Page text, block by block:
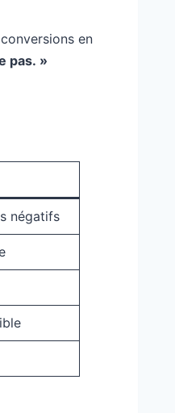
en
pas. »
négatifs